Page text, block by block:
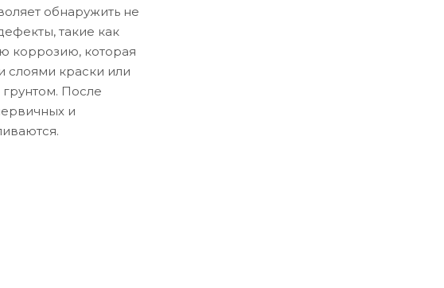
обнаружить не
такие как
коррозию, которая
слоями краски или
После
и